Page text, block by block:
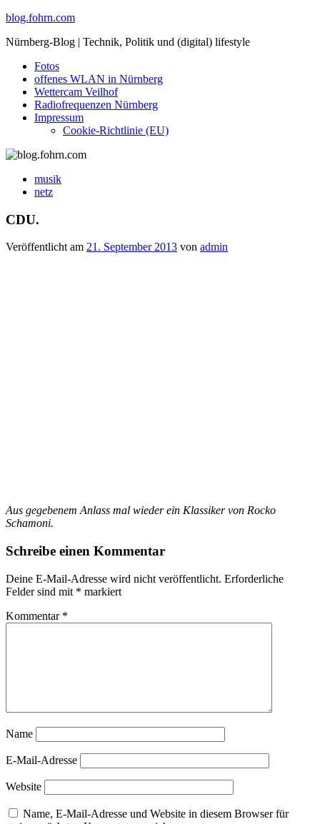
Skip
content
blog.fohrn.com
Nürnberg-Blog | Technik, Politik und (digital) lifestyle
Fotos
offenes WLAN in Nürnberg
Wettercam Veilhof
Radiofrequenzen Nürnberg
Impressum
Cookie-Richtlinie (EU)
musik
netz
CDU.
Veröffentlicht am 21. September 2013 von admin
Aus gegebenem Anlass mal wieder ein Klassiker von Rocko
Schamoni.
Schreibe einen Kommentar
Deine E-Mail-Adresse wird nicht veröffentlicht. Erforderliche
Felder sind mit * markiert
Kommentar *
Name
E-Mail-Adresse
Website
Name, E-Mail-Adresse und Website in diesem Browser für